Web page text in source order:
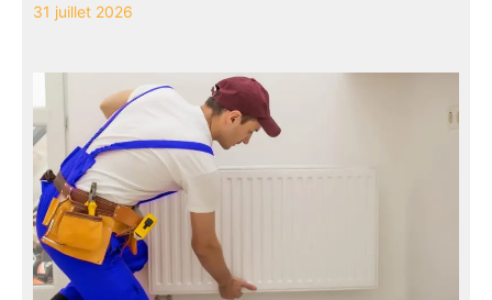
31 juillet 2026